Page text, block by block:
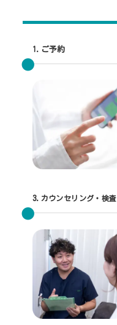
1.ご予約
3. カウンセリング・検査